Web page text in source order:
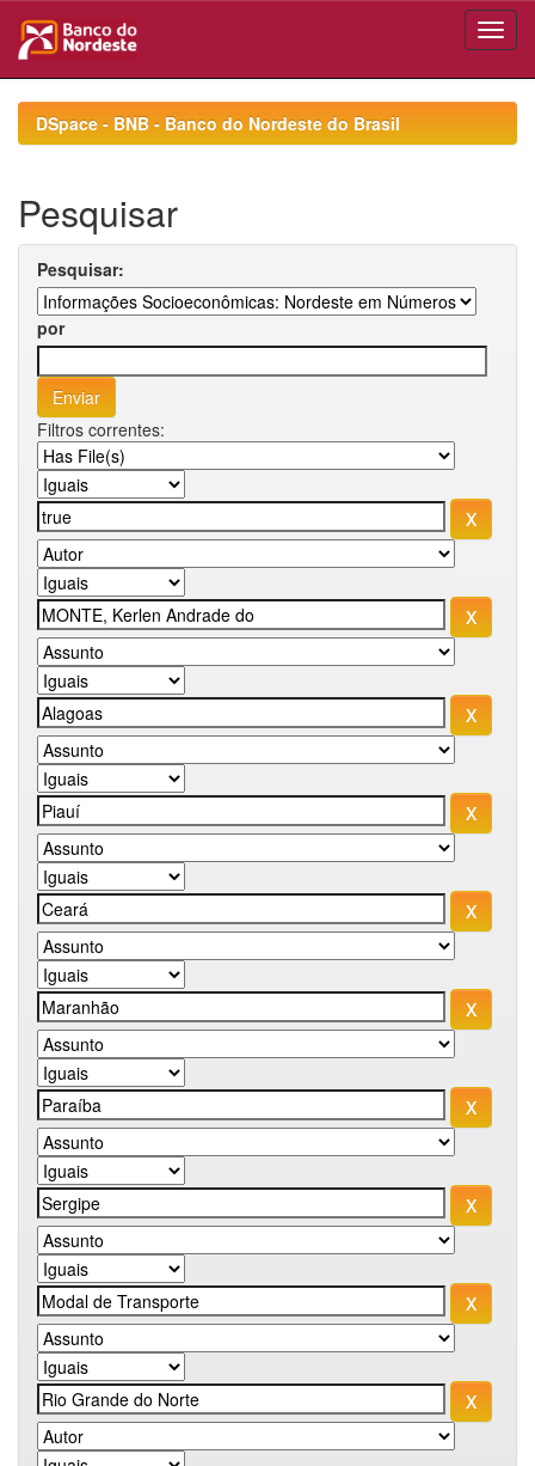
navigationDSpace - BNB - Banco do Nordeste do Brasil
Pesquisar
Pesquisar:
por
Filtros correntes: